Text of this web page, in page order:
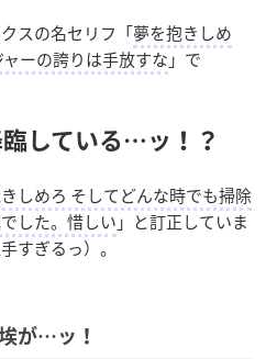
スの名セリフ「夢を抱きしめ
ーの誇りは手放すな 」で
している…ッ！？
しめろ そしてどんな時でも掃除
した。惜しい 」と訂正していま
すぎるっ）。
が…ッ！